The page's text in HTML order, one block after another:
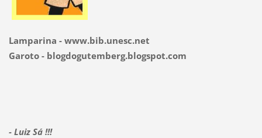
Lamparina - www.bib.unesc.net
Garoto - blogdogutemberg.blogspot.com
- Luiz Sá !!!